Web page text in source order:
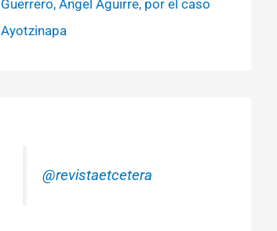
Guerrero, Ángel Aguirre, por el caso
Ayotzinapa
@revistaetcetera